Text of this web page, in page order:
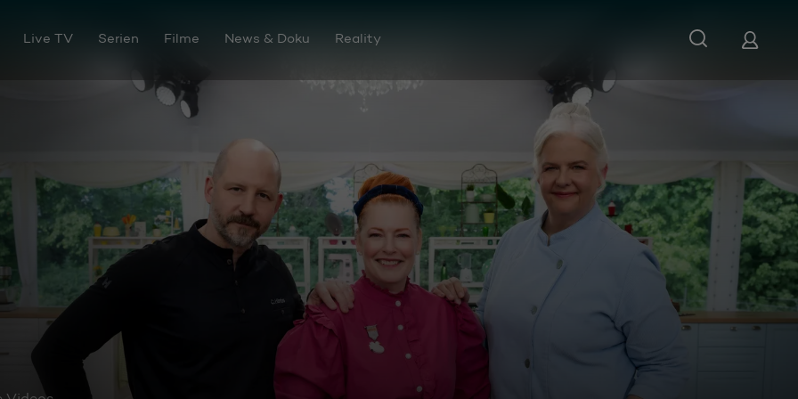
Live TV Serien Filme News & Doku Reality